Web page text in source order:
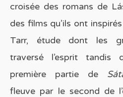
croisée des romans de
des films qu’ils ont
Tarr, étude dont les
traversé l’esprit tandis
première partie de
fleuve par le second de